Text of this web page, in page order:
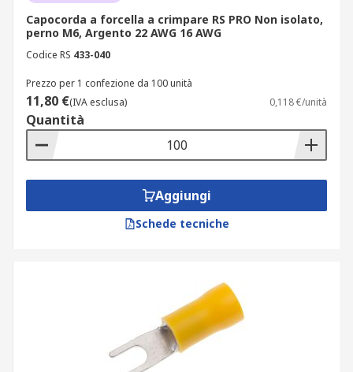
Capocorda a forcella a crimpare RS PRO Non isolato,
perno M6, Argento 22 AWG 16 AWG
Codice RS 433-040
Prezzo per 1 confezione da 100 unità
11,80 €(IVA esclusa) 0,118 €/unità
Quantità
Aggiungi
Schede tecniche